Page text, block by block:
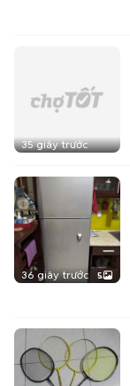
35 giây trước
36 giây trước 5